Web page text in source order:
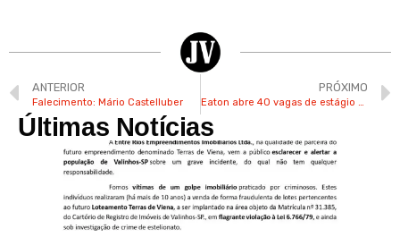
ANTERIOR
Falecimento: Mário Castelluber
PRÓXIMO
Eaton abre 40 vagas de estágio para Valinhos e região
Últimas Notícias